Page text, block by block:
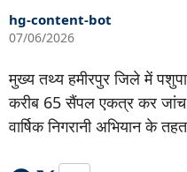
hg-content-bot
07/06/2026
मुख्य तथ्य हमीरपुर जिले में
करीब 65 सैंपल एकत्र कर
वार्षिक निगरानी अभियान के